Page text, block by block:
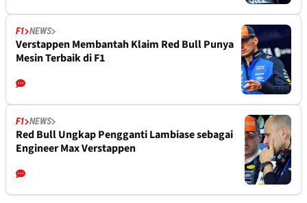
F1 NEWS
Verstappen Membantah Klaim Red Bull Punya
Mesin Terbaik di F1
F1 NEWS
Red Bull Ungkap Pengganti Lambiase sebagai
Engineer Max Verstappen